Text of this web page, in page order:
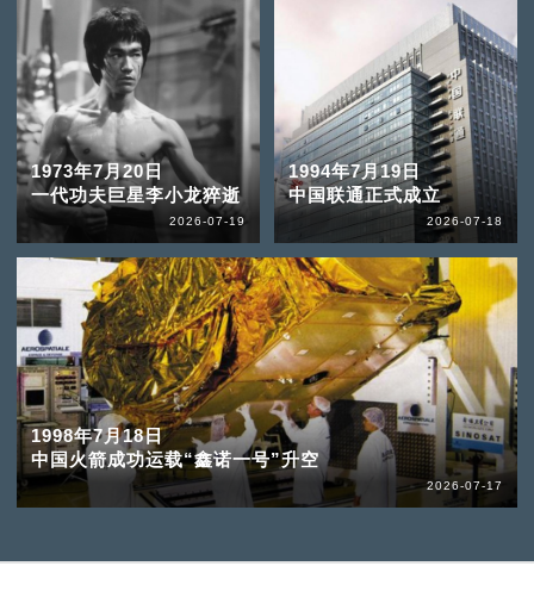
1973年7月20日
一代功夫巨星李小龙猝逝
2026-07-19
1994年7月19日
中国联通正式成立
2026-07-18
1998年7月18日
中国火箭成功运载“鑫诺一号”升空
2026-07-17